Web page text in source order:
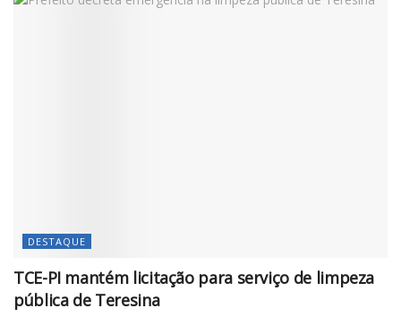
DESTAQUE
TCE-PI mantém licitação para serviço de limpeza
pública de Teresina